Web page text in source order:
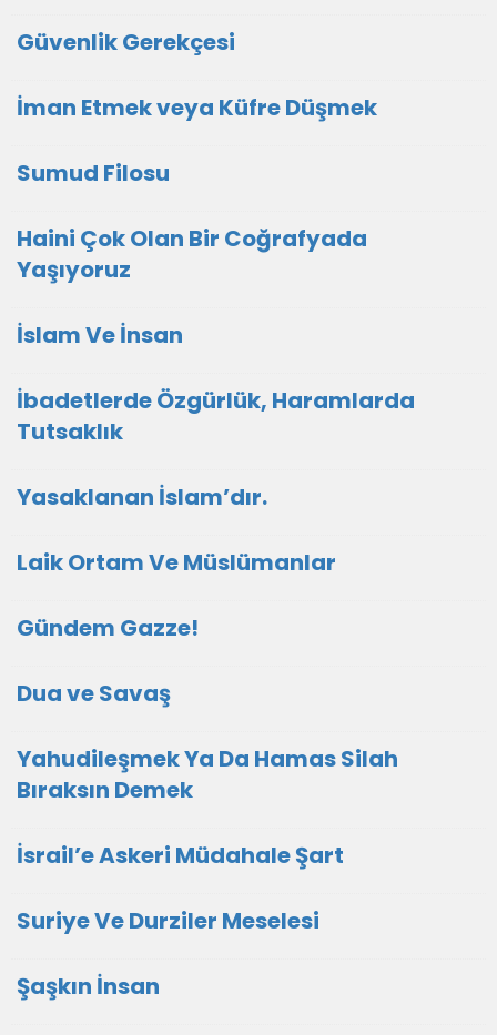
Güvenlik Gerekçesi
İman Etmek veya Küfre Düşmek
Sumud Filosu
Haini Çok Olan Bir Coğrafyada
Yaşıyoruz
İslam Ve İnsan
İbadetlerde Özgürlük, Haramlarda
Tutsaklık
Yasaklanan İslam’dır.
Laik Ortam Ve Müslümanlar
Gündem Gazze!
Dua ve Savaş
Yahudileşmek Ya Da Hamas Silah
Bıraksın Demek
İsrail’e Askeri Müdahale Şart
Suriye Ve Durziler Meselesi
Şaşkın İnsan